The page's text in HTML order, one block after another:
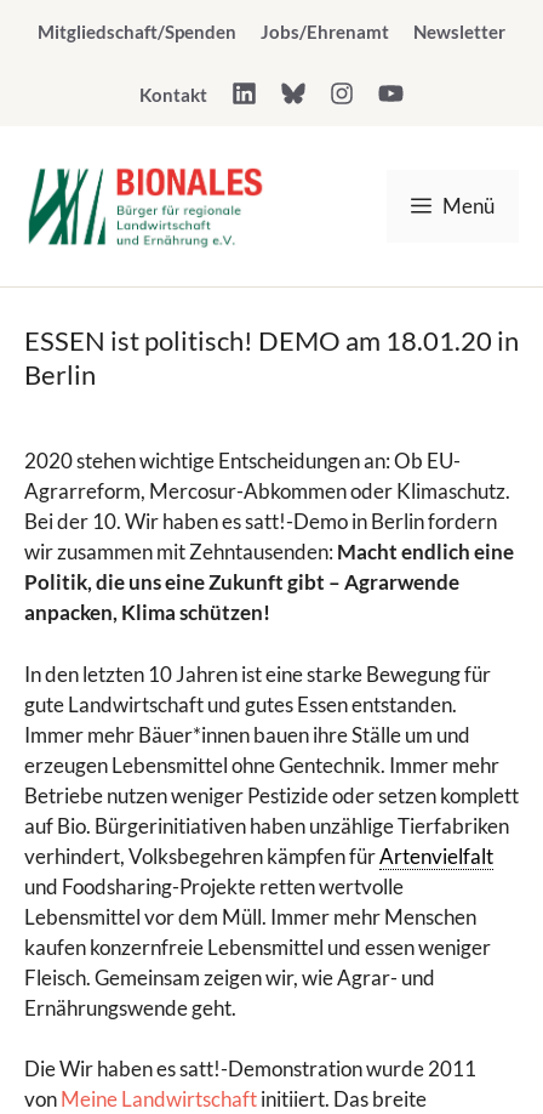
InhaltMitgliedschaft/Spenden Jobs/Ehrenamt Newsletter
Kontakt
Menü
ESSEN ist politisch! DEMO am 18.01.20 in
Berlin
2020 stehen wichtige Entscheidungen an: Ob EU-
Agrarreform, Mercosur-Abkommen oder Klimaschutz.
Bei der 10. Wir haben es satt!-Demo in Berlin fordern
wir zusammen mit Zehntausenden: Macht endlich eine
Politik, die uns eine Zukunft gibt – Agrarwende
anpacken, Klima schützen!
In den letzten 10 Jahren ist eine starke Bewegung für
gute Landwirtschaft und gutes Essen entstanden.
Immer mehr Bäuer*innen bauen ihre Ställe um und
erzeugen Lebensmittel ohne Gentechnik. Immer mehr
Betriebe nutzen weniger Pestizide oder setzen komplett
auf Bio. Bürgerinitiativen haben unzählige Tierfabriken
verhindert, Volksbegehren kämpfen fürArtenvielfalt
und Foodsharing-Projekte retten wertvolle
Lebensmittel vor dem Müll. Immer mehr Menschen
kaufen konzernfreie Lebensmittel und essen weniger
Fleisch. Gemeinsam zeigen wir, wie Agrar- und
Ernährungswende geht.
Die Wir haben es satt!-Demonstration wurde 2011
vonMeine Landwirtschaftinitiiert. Das breite